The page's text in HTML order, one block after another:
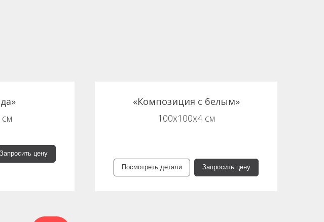
Запросить цену
«Композиция с белым»
100х100х4 см
Посмотреть детали Запросить цену